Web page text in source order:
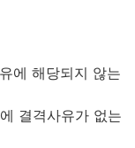
에 해당되지 않는
결격사유가 없는